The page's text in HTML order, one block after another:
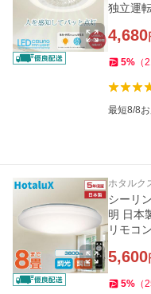
独立運
4,680
5% （
最短8/8
ホタルク
シーリ
明 日本
リモコ
5,600
5% （